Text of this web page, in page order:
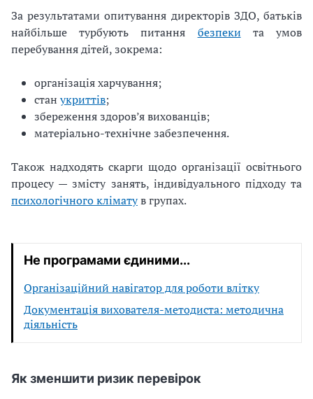
За результатами опитування директорів ЗДО, батьків
найбільше турбують питання безпеки та умов
перебування дітей, зокрема:
організація харчування;
стан укриттів;
збереження здоров’я вихованців;
матеріально-технічне забезпечення.
Також надходять скарги щодо організації освітнього
процесу — змісту занять, індивідуального підходу та
психологічного кліматув групах.
Не програмами єдиними...
Організаційний навігатор для роботи влітку
Документація вихователя-методиста: методична
діяльність
Як зменшити ризик перевірок